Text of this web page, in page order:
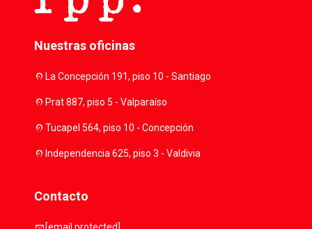
Nuestras oficinas
location_onLa Concepción 191, piso 10 - Santiago
location_onPrat 887, piso 5 - Valparaíso
location_onTucapel 564, piso 10 - Concepción
location_onIndependencia 625, piso 3 - Valdivia
Contacto